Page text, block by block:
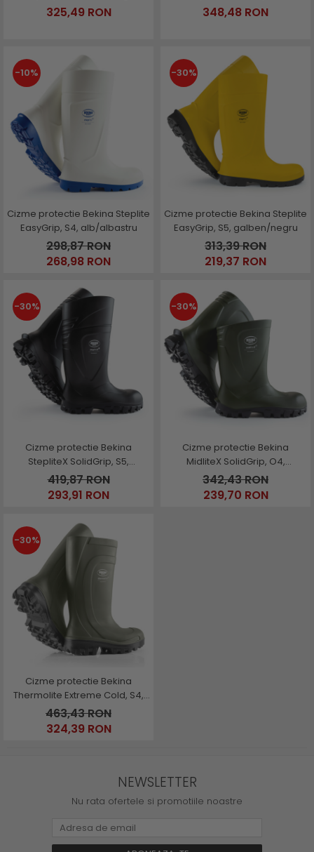
325,49 RON
verde/negru
348,48 RON
-10%
Cizme protectie Bekina Steplite
EasyGrip, S4, alb/albastru
298,87 RON
268,98 RON
-30%
Cizme protectie Bekina Steplite
EasyGrip, S5, galben/negru
313,39 RON
219,37 RON
-30%
Cizme protectie Bekina
StepliteX SolidGrip, S5,
negru/negru
419,87 RON
293,91 RON
-30%
Cizme protectie Bekina
MidliteX SolidGrip, O4,
verde/negru
342,43 RON
239,70 RON
-30%
Cizme protectie Bekina
Thermolite Extreme Cold, S4,
verde/antracit
463,43 RON
324,39 RON
NEWSLETTER
Nu rata ofertele si promotiile noastre